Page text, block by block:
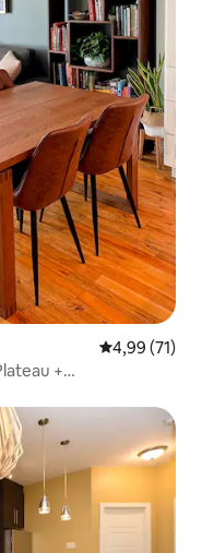
Gemiddelde
4,99 (71)
+